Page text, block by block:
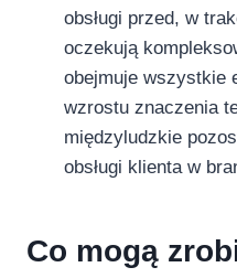
obsługi przed, w
oczekują
obejmuje wszystkie
wzrostu znaczenia
międzyludzkie
obsługi klienta w
Co mogą